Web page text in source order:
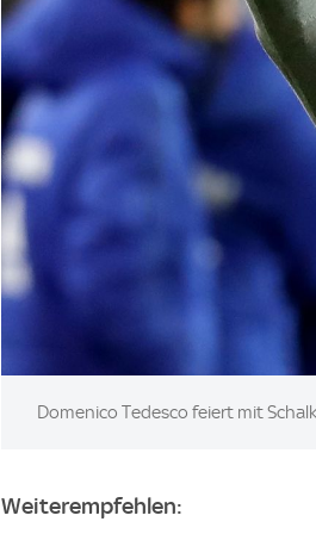
Image:
Domenico Tedesco feiert mit
Weiterempfehlen: